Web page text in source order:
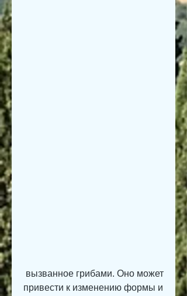
привести к изменению формы и